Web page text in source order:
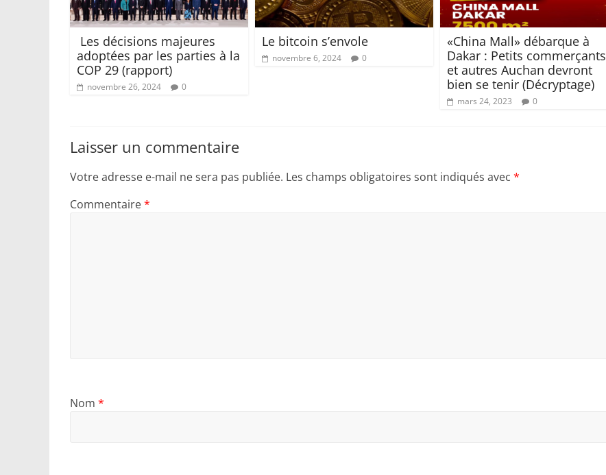
Les décisions majeures
adoptées par les parties à la
COP 29 (rapport)
novembre 26, 2024 0
Le bitcoin s’envole
novembre 6, 2024 0
«China Mall» débarque à
Dakar : Petits commerçants
et autres Auchan devront
bien se tenir (Décryptage)
mars 24, 2023 0
Laisser un commentaire
Votre adresse e-mail ne sera pas publiée. Les champs obligatoires sont indiqués avec *
Commentaire*
Nom *